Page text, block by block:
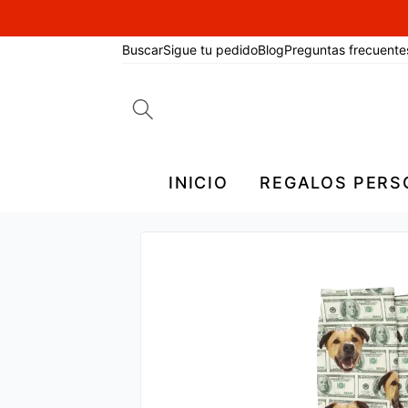
BuscarSigue tu pedidoBlogPreguntas
INICIO REGALOS